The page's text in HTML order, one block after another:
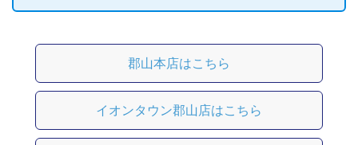
郡山本店はこちら
イオンタウン郡山店はこちら